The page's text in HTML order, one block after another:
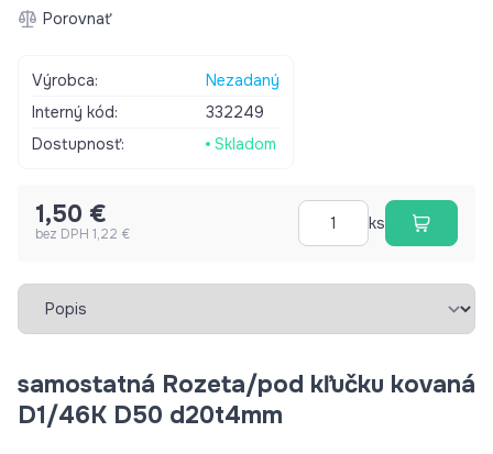
Porovnať
Výrobca:
Nezadaný
Interný kód:
332249
Dostupnosť:
Skladom
1,50 €
bez DPH 1,22 €
ks
Vybrať záložku
samostatná Rozeta/pod kľučku kovaná
D1/46K D50 d20t4mm